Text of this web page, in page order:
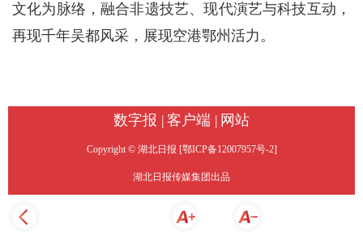
文化为脉络，融合非遗技艺、现代演艺与科技互动，
再现千年吴都风采，展现空港鄂州活力。
数字报 | 客户端 | 网站
Copyright © 湖北日报 [鄂ICP备12007957号-2]
湖北日报传媒集团出品